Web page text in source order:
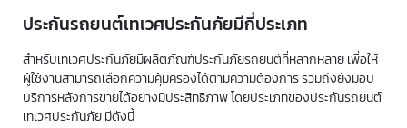
ประกันรถยนต์เทเวศประกันภัยมีกี่ประเภท
สำหรับเทเวศประกันภัยมีผลิตภัณฑ์ประกันภัยรถยนต์ที่หลากหลาย เพื่อให้
ผู้ใช้งานสามารถเลือกความคุ้มครองได้ตามความต้องการ รวมถึงยังมอบ
บริการหลังการขายได้อย่างมีประสิทธิภาพ โดยประเภทของประกันรถยนต์
เทเวศประกันภัย มีดังนี้